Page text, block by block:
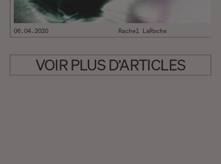
06.04.2020 Rachel LaRoche
VOIR PLUS D’ARTICLES